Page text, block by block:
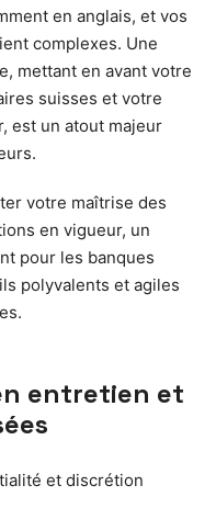
en anglais, et vos
complexes. Une
mettant en avant votre
suisses et votre
est un atout majeur
votre maîtrise des
en vigueur, un
pour les banques
polyvalents et agiles
entretien et
et discrétion